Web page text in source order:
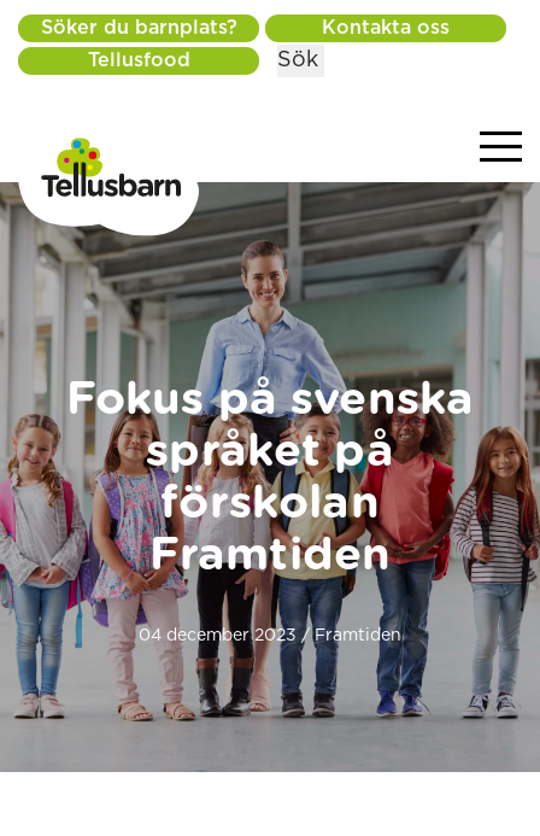
Söker du barnplats?
Kontakta oss
Tellusfood
Sök
Fokus på svenska
språket på
förskolan
Framtiden
04 december 2023 / Framtiden